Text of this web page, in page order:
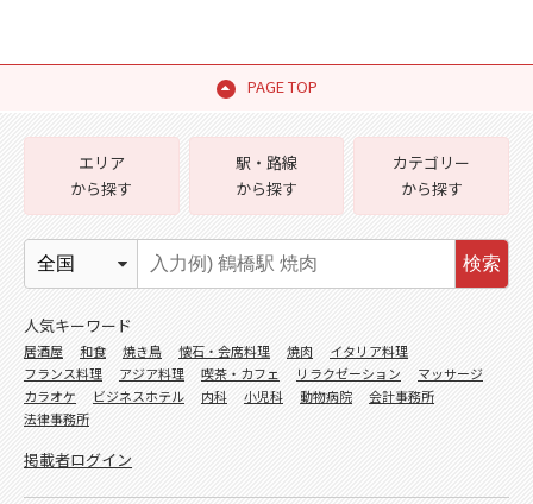
PAGE TOP
エリア
から探す
駅・路線
から探す
カテゴリー
から探す
検索
人気キーワード
居酒屋 和食 焼き鳥 懐石・会席料理 焼肉
イタリア料理
フランス料理
アジア料理 喫茶・カフェ リラクゼーション
マッサージ
カラオケ
ビジネスホテル 内科 小児科 動物病院
会計事務所
法律事務所
掲載者ログイン